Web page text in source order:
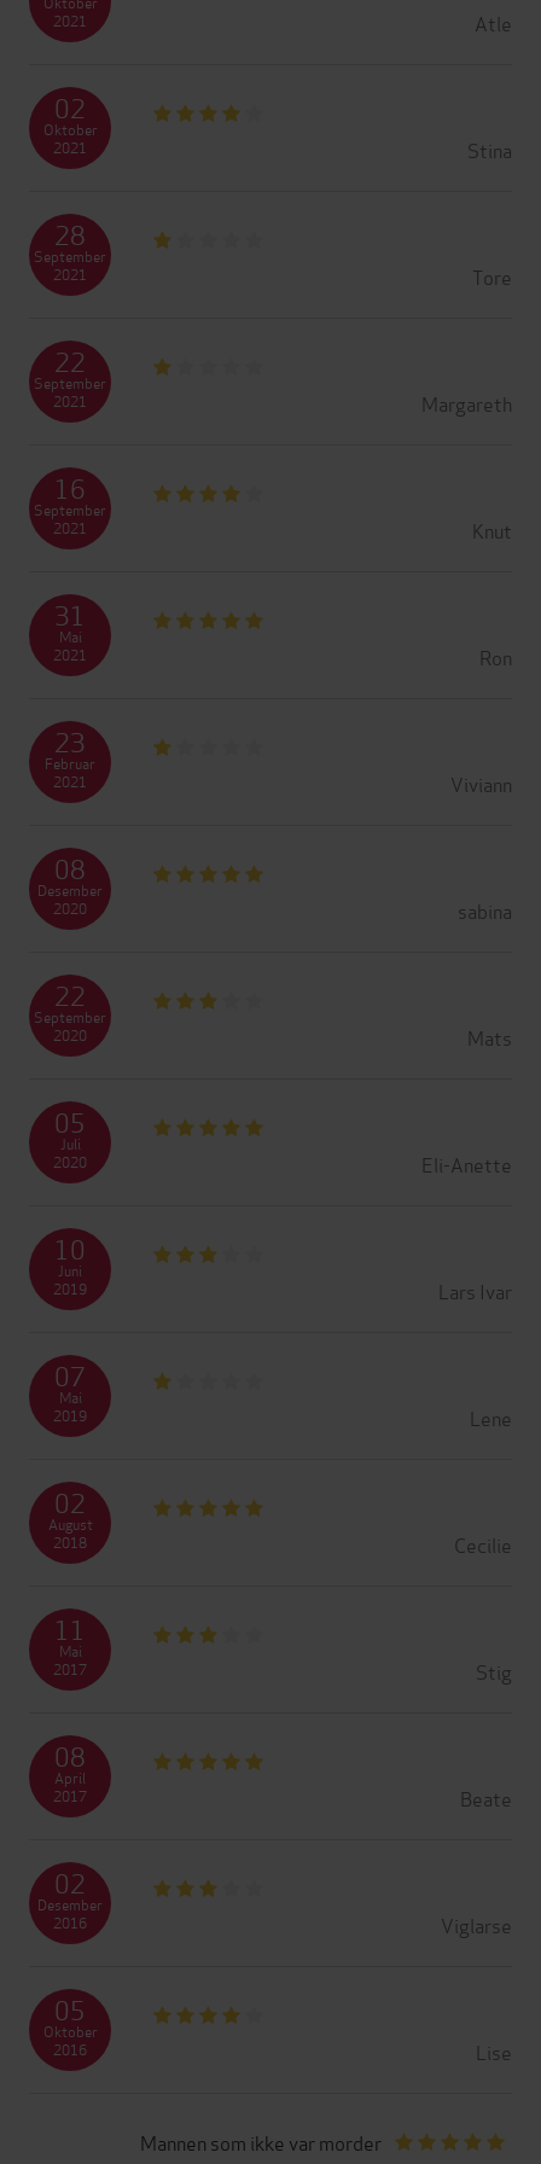
Atle
2021
Stina
02
Oktober
2021
Tore
28
September
2021
Margareth
22
September
2021
Knut
16
September
2021
Ron
31
Mai
2021
Viviann
23
Februar
2021
sabina
08
Desember
2020
Mats
22
September
2020
Eli-Anette
05
Juli
2020
Lars Ivar
10
Juni
2019
Lene
07
Mai
2019
Cecilie
02
August
2018
Stig
11
Mai
2017
Beate
08
April
2017
Viglarse
02
Desember
2016
Lise
05
Oktober
2016
Mannen som ikke var morder